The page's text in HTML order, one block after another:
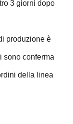
3 giorni dopo
produzione è
sono conferma
della linea